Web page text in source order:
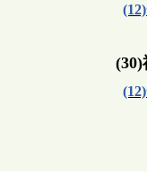
(30)